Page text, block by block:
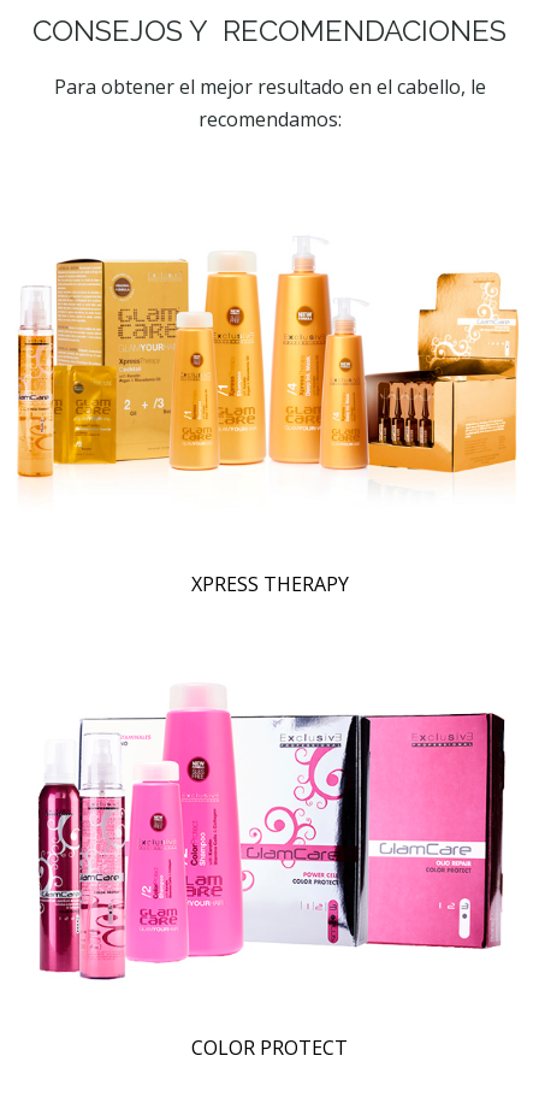
CONSEJOS Y RECOMENDACIONES
Para obtener el mejor resultado en el cabello, le
recomendamos:
XPRESS THERAPY
COLOR PROTECT